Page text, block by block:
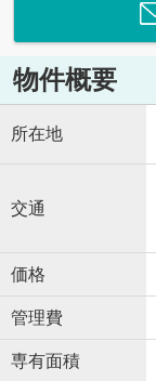
物件概要
所在地
交通
価格
管理費
専有面積